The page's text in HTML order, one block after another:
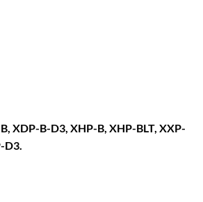
XDP-B-D3, XHP-B, XHP-BLT, XXP-
D3.